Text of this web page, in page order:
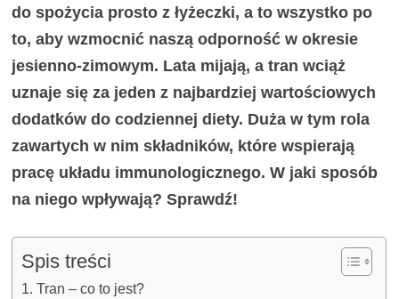
do spożycia prosto z łyżeczki, a to wszystko po
to, aby wzmocnić naszą odporność w okresie
jesienno-zimowym. Lata mijają, a tran wciąż
uznaje się za jeden z najbardziej wartościowych
dodatków do codziennej diety. Duża w tym rola
zawartych w nim składników, które wspierają
pracę układu immunologicznego. W jaki sposób
na niego wpływają? Sprawdź!
Spis treści
Tran – co to jest?